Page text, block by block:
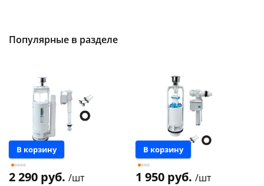
Популярные в разделе
В корзину
2 290 руб. /шт
В корзину
1 950 руб. /шт